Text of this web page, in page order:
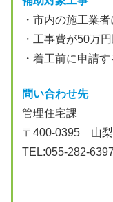
・市内の施工業
・工事費が50万
・着工前に申請
問い合わせ先
管理住宅課
〒400-0395 山梨
TEL:055-282-